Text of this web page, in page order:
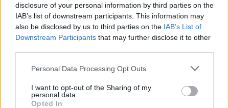
disclosure of your personal information by third parties on the
IAB’s list of downstream participants. This information may
also be disclosed by us to third parties on the IAB’s List of
Downstream Participants that may further disclose it to other
Personal Data Processing Opt Outs
I want to opt-out of the Sharing of my
personal data.
Opted In
iocaste1
Forum Moderator
Team Farmerama GR
Ο μόνος τρόπος, αφού δεν έχεις ανοίξει τον φούρναρη,
Ή να ανοίξεις τον φούρναρη ώστε να σου εμφανιστούν
στη λαική.